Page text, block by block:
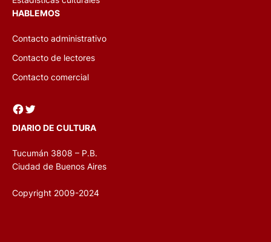
HABLEMOS
Contacto administrativo
Contacto de lectores
Contacto comercial
Facebook Twitter
DIARIO DE CULTURA
Tucumán 3808 – P.B.
Ciudad de Buenos Aires
Copyright 2009-2024